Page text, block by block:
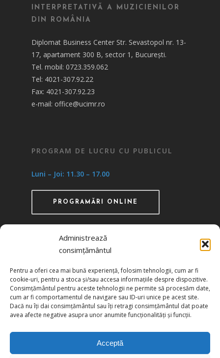
Administrează
consimțământul
Pentru a oferi cea mai bună experiență, folosim tehnologii, cum ar fi
cookie-uri, pentru a stoca și/sau accesa informațiile despre dispozitive.
Consimțământul pentru aceste tehnologii ne permite să procesăm date,
cum ar fi comportamentul de navigare sau ID-uri unice pe acest site.
Dacă nu îți dai consimțământul sau îți retragi consimțământul dat poate
avea afecte negative asupra unor anumite funcționalități și funcții.
Acceptă
INTERPRETATIVĂ A MUZICIENILOR
DIN ROMÂNIA
Diplomat Business Center Str. Sevastopol nr. 13-
17, apartament 300 B, sector 1, București.
Tel. mobil: 0723.359.062
Tel: 4021-307.92.22
Fax: 4021-307.92.23
e-mail: office@ucimr.ro
PROGRAM DE LUCRU CU PUBLICUL
Luni – Joi: 11.30 – 17.00
PROGRAMĂRI ONLINE
prin HG 1242/29.11.2000 publicată în MO nr.
634/06.12.2000
Politica de confidențialitate
Politica de cookies